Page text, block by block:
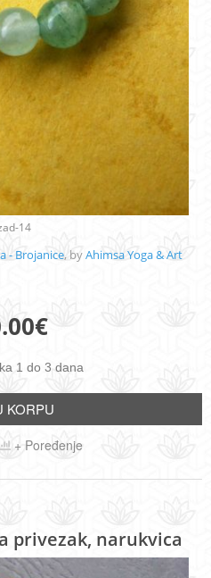
14
- Brojanice, byAhimsa Yoga & Art
€
1 do 3 dana
KORPU
+ Poređenje
privezak, narukvica